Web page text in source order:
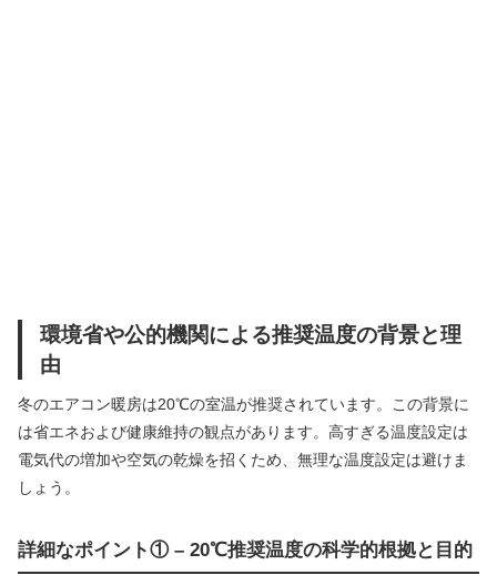
環境省や公的機関による推奨温度の背景と理
由
冬のエアコン暖房は20℃の室温が推奨されています。この背景に
は省エネおよび健康維持の観点があります。高すぎる温度設定は
電気代の増加や空気の乾燥を招くため、無理な温度設定は避けま
しょう。
詳細なポイント① – 20℃推奨温度の科学的根拠と目的